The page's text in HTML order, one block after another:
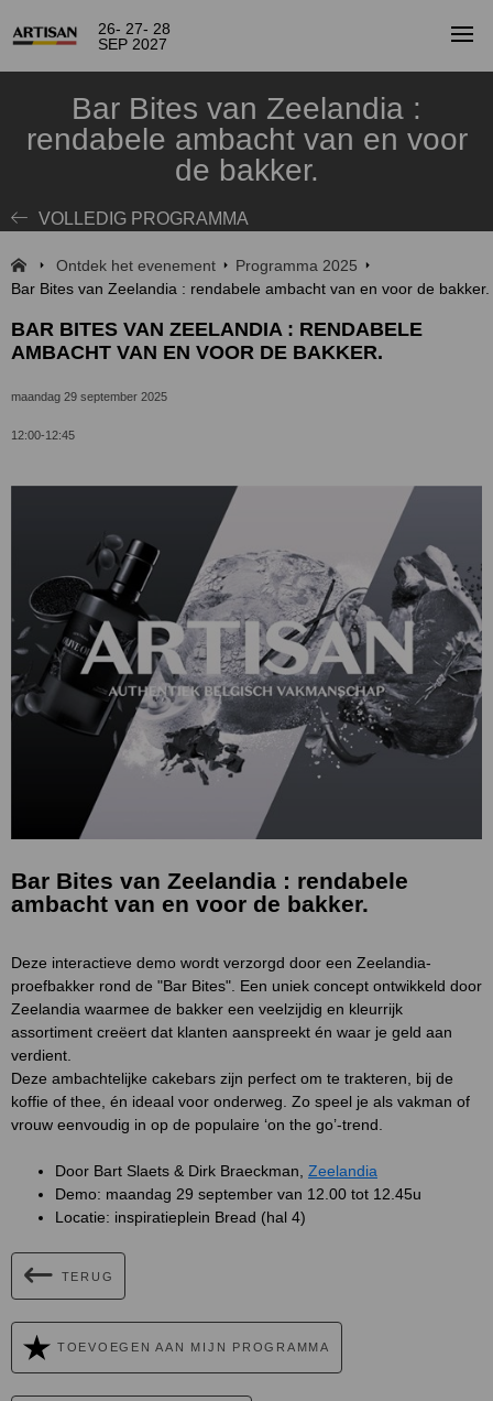
26- 27- 28
SEP 2027
Bar Bites van Zeelandia :
rendabele ambacht van en voor
de bakker.
VOLLEDIG PROGRAMMA
Ontdek het evenement
Programma 2025
Bar Bites van Zeelandia : rendabele ambacht van en voor de bakker.
BAR BITES VAN ZEELANDIA : RENDABELE
AMBACHT VAN EN VOOR DE BAKKER.
maandag 29 september 2025
12:00-12:45
Bar Bites van Zeelandia : rendabele
ambacht van en voor de bakker.
Deze interactieve demo wordt verzorgd door een Zeelandia-
proefbakker rond de "Bar Bites". Een uniek concept ontwikkeld door
Zeelandia waarmee de bakker een veelzijdig en kleurrijk
assortiment creëert dat klanten aanspreekt én waar je geld aan
verdient.
Deze ambachtelijke cakebars zijn perfect om te trakteren, bij de
koffie of thee, én ideaal voor onderweg. Zo speel je als vakman of
vrouw eenvoudig in op de populaire ‘on the go’-trend.
Door Bart Slaets & Dirk Braeckman, Zeelandia
Demo: maandag 29 september van 12.00 tot 12.45u
Locatie: inspiratieplein Bread (hal 4)
TERUG
TOEVOEGEN AAN MIJN PROGRAMMA